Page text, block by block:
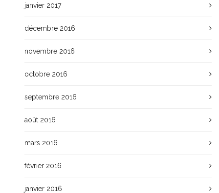
janvier 2017
décembre 2016
novembre 2016
octobre 2016
septembre 2016
août 2016
mars 2016
février 2016
janvier 2016